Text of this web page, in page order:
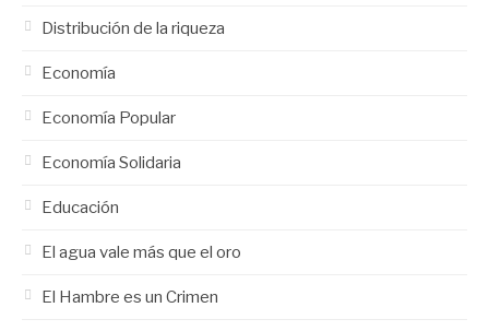
Distribución de la riqueza
Economía
Economía Popular
Economía Solidaria
Educación
El agua vale más que el oro
El Hambre es un Crimen